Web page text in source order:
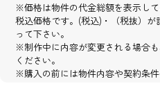
※価格は物件の代金総額を表示し
税込価格です。(税込)・（税抜）
って下さい。
※制作中に内容が変更される場合
ください。
※購入の前には物件内容や契約条件